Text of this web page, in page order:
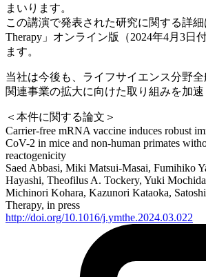
まいります。
この講演で発表された研究に関する詳細
Therapy」オンライン版（2024年4⽉3⽇
ます。
当社は今後も、ライフサイエンス分野
関連事業の拡大に向けた取り組みを加速
＜本件に関する論文＞
Carrier-free mRNA vaccine induces robust
CoV-2 in mice and non-human primates
reactogenicity
Saed Abbasi, Miki Matsui-Masai, Fumihiko
Hayashi, Theofilus A. Tockery, Yuki
Michinori Kohara, Kazunori Kataoka,
Therapy, in press
http://doi.org/10.1016/j.ymthe.2024.03.022